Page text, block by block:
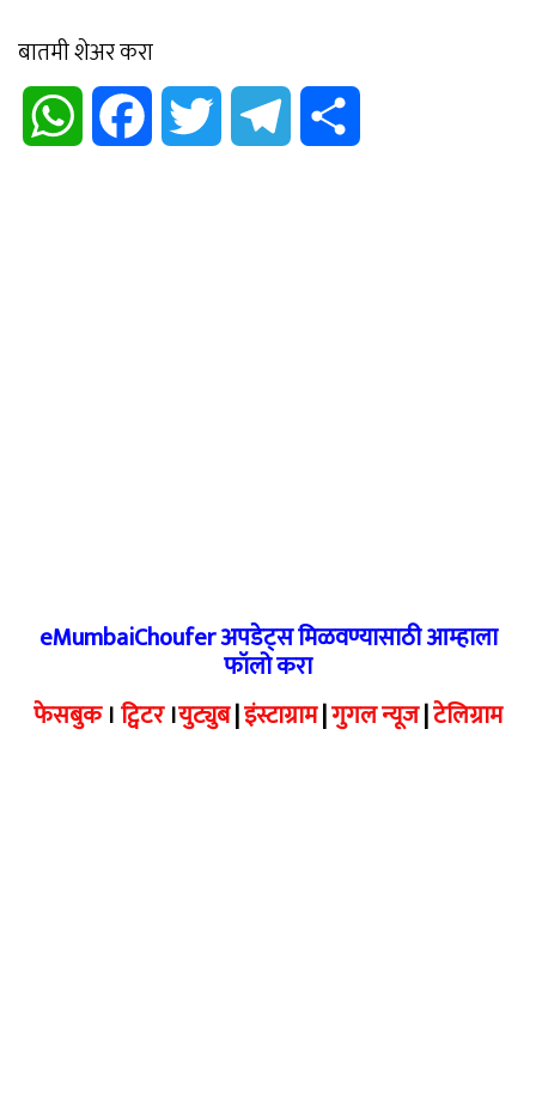
बातमी शेअर करा
WhatsApp Facebook Twitter Telegram
eMumbaiChoufer अपडेट्स मिळवण्यासाठी आम्हाला
फॉलो करा
फेसबुक।ट्विटर।युट्युब|इंस्टाग्राम|गुगल न्यूज|टेलिग्राम